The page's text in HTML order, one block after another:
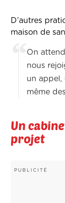
D’autres
maison de
On
nous
un appel,
même
Un
projet